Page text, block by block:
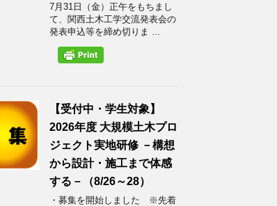
7月31日（金）正午をもちまし
て、関西土木工学交流発表会の
発表申込等を締め切りま ...
【受付中・学生対象】
2026年度 大規模土木プロ
ジェクト実地研修 －構想
から設計・施工まで体感
する－（8/26～28）
・募集を開始しました ※先着